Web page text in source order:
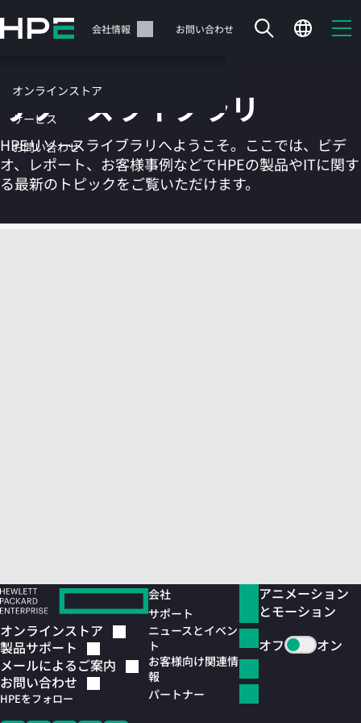
イ
テ
ツ
に
ス
ッ
サポート 会社情報 お問い合わせ
オンラインストア
サービス
お問い合わせ
カートは空です
リソースライブラリ
HPEリソースライブラリへようこそ。ここでは、ビデ
オ、レポート、お客様事例などでHPEの製品やITに関す
る最新のトピックをご覧いただけます。
オンラインストア
製品サポート
メールによるご案内
お問い合わせ
HPEをフォロー
会社
サポート
ニュースとイベン
ト
お客様向け関連情
報
パートナー
アニメーション
とモーション
オフ
オン